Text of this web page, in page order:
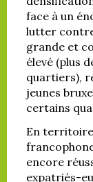
face à un
lutter
grande et
élevé (plus
quartiers),
jeunes
certains
En
encore
expatriés-